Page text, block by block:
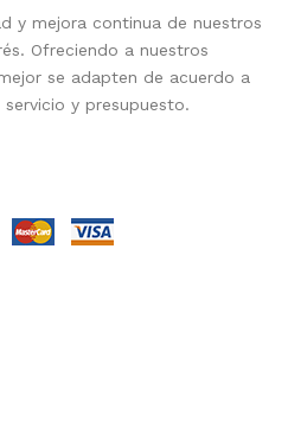
y mejora continua de nuestros
Ofreciendo a nuestros
se adapten de acuerdo a
y presupuesto.